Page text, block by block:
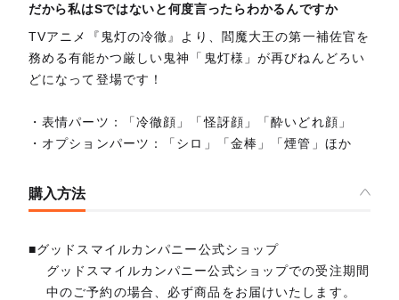
だから私はSではないと何度言ったらわかるんですか
TVアニメ『鬼灯の冷徹』より、閻魔大王の第一補佐官を
務める有能かつ厳しい鬼神「鬼灯様」が再びねんどろい
どになって登場です！
・表情パーツ：「冷徹顔」「怪訝顔」「酔いどれ顔」
・オプションパーツ：「シロ」「金棒」「煙管」ほか
購入方法
■グッドスマイルカンパニー公式ショップ
グッドスマイルカンパニー公式ショップでの受注期間
中のご予約の場合、必ず商品をお届けいたします。